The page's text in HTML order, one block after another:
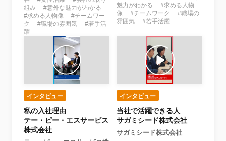
組み #意外な魅力がわかる
#求める人物像 #チームワー
ク #職場の雰囲気 #若手活
躍
魅力がわかる #求める人物
像 #チームワーク #職場の
雰囲気 #若手活躍
インタビュー
私の入社理由
テー・ピー・エスサービス
株式会社
インタビュー
当社で活躍できる人
サガミシード株式会社
サガミシード株式会社